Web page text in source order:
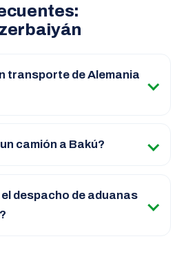
transporte de Alemania
camión a Bakú?
despacho de aduanas